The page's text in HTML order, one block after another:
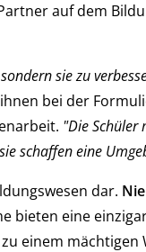
auf dem
sie zu
bei der
"Die Schüler
schaffen eine
dar.
bieten eine
einem mächtigen